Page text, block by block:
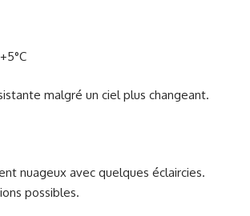
malgré un ciel plus changeant.
nuageux avec quelques éclaircies.
possibles.